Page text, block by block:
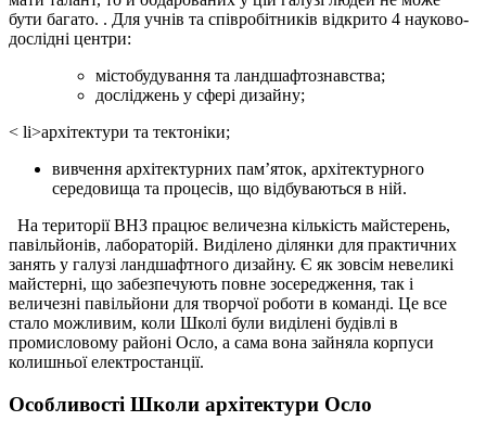
бути багато. . Для учнів та співробітників відкрито 4 науково-
дослідні центри:
містобудування та ландшафтознавства;
досліджень у сфері дизайну;
< li>архітектури та тектоніки;
вивчення архітектурних пам’яток, архітектурного
середовища та процесів, що відбуваються в ній.
На території ВНЗ працює величезна кількість майстерень,
павільйонів, лабораторій. Виділено ділянки для практичних
занять у галузі ландшафтного дизайну. Є як зовсім невеликі
майстерні, що забезпечують повне зосередження, так і
величезні павільйони для творчої роботи в команді. Це все
стало можливим, коли Школі були виділені будівлі в
промисловому районі Осло, а сама вона зайняла корпуси
колишньої електростанції.
Особливості Школи архітектури Осло